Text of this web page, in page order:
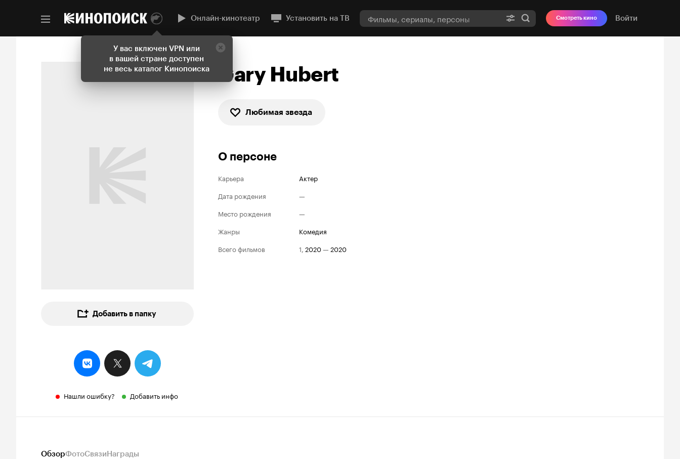
У вас включен VPN или
в вашей стране доступен
не весь каталог Кинопоиска
Онлайн-кинотеатр Установить на ТВ Смотреть кино Войти
Добавить в папку
Нашли ошибку? Добавить инфо
Gary Hubert
Любимая звезда
О персоне
Карьера
Актер
Дата рождения
—
Место рождения
—
Жанры
комедия
Всего фильмов
1, 2020— 2020
ОбзорФотоСвязиНаграды